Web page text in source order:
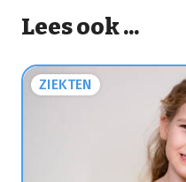
Lees ook ...
ZIEKTEN